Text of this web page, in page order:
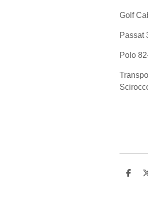
Golf
Passat
Polo
D